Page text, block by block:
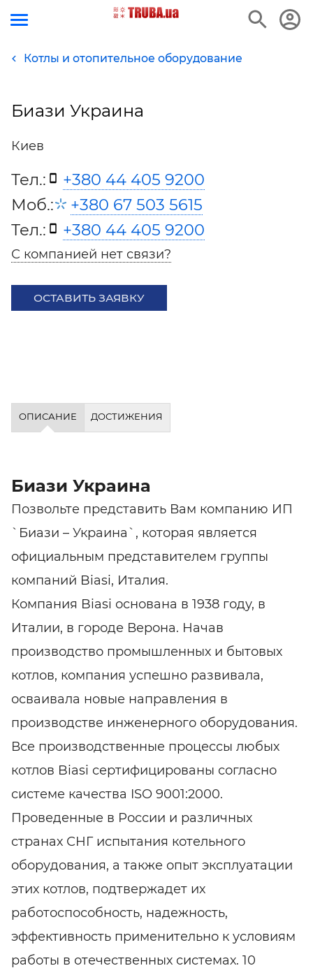
Котлы и отопительное оборудование
Биази Украина
Киев
Тел.:
+380 44 405 9200
Моб.:
+380 67 503 5615
Тел.:
+380 44 405 9200
С компанией нет связи?
ОСТАВИТЬ ЗАЯВКУ
ОПИСАНИЕ ДОСТИЖЕНИЯ
Биази Украина
Позвольте представить Вам компанию ИП
`Биази – Украина`, которая является
официальным представителем группы
компаний Biasi, Италия.
Компания Biasi основана в 1938 году, в
Италии, в городе Верона. Начав
производство промышленных и бытовых
котлов, компания успешно развивала,
осваивала новые направления в
производстве инженерного оборудования.
Все производственные процессы любых
котлов Biasi сертифицированы согласно
системе качества ISO 9001:2000.
Проведенные в России и различных
странах СНГ испытания котельного
оборудования, а также опыт эксплуатации
этих котлов, подтвержадет их
работоспособность, надежность,
эффективность применительно к условиям
работы в отечественных системах. 10